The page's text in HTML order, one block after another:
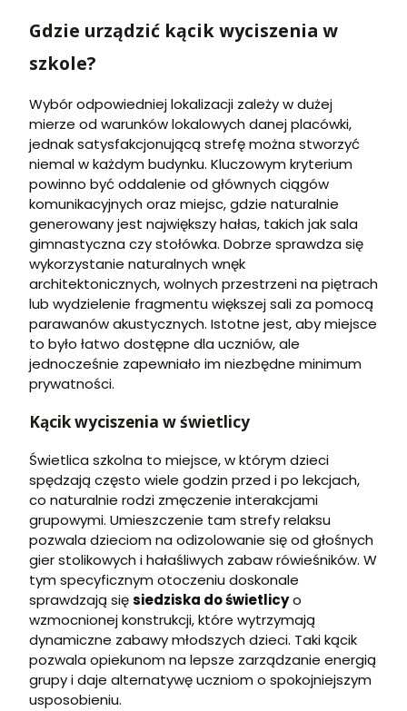
Gdzie urządzić kącik wyciszenia w
szkole?
Wybór odpowiedniej lokalizacji zależy w dużej
mierze od warunków lokalowych danej placówki,
jednak satysfakcjonującą strefę można stworzyć
niemal w każdym budynku. Kluczowym kryterium
powinno być oddalenie od głównych ciągów
komunikacyjnych oraz miejsc, gdzie naturalnie
generowany jest największy hałas, takich jak sala
gimnastyczna czy stołówka. Dobrze sprawdza się
wykorzystanie naturalnych wnęk
architektonicznych, wolnych przestrzeni na piętrach
lub wydzielenie fragmentu większej sali za pomocą
parawanów akustycznych. Istotne jest, aby miejsce
to było łatwo dostępne dla uczniów, ale
jednocześnie zapewniało im niezbędne minimum
prywatności.
Kącik wyciszenia w świetlicy
Świetlica szkolna to miejsce, w którym dzieci
spędzają często wiele godzin przed i po lekcjach,
co naturalnie rodzi zmęczenie interakcjami
grupowymi. Umieszczenie tam strefy relaksu
pozwala dzieciom na odizolowanie się od głośnych
gier stolikowych i hałaśliwych zabaw rówieśników. W
tym specyficznym otoczeniu doskonale
sprawdzają sięsiedziska do świetlicyo
wzmocnionej konstrukcji, które wytrzymają
dynamiczne zabawy młodszych dzieci. Taki kącik
pozwala opiekunom na lepsze zarządzanie energią
grupy i daje alternatywę uczniom o spokojniejszym
usposobieniu.